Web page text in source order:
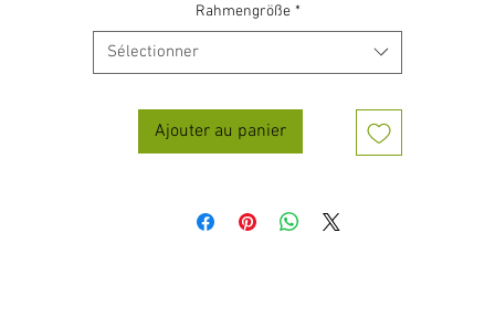
Rahmengröße *
Sélectionner
Ajouter au panier